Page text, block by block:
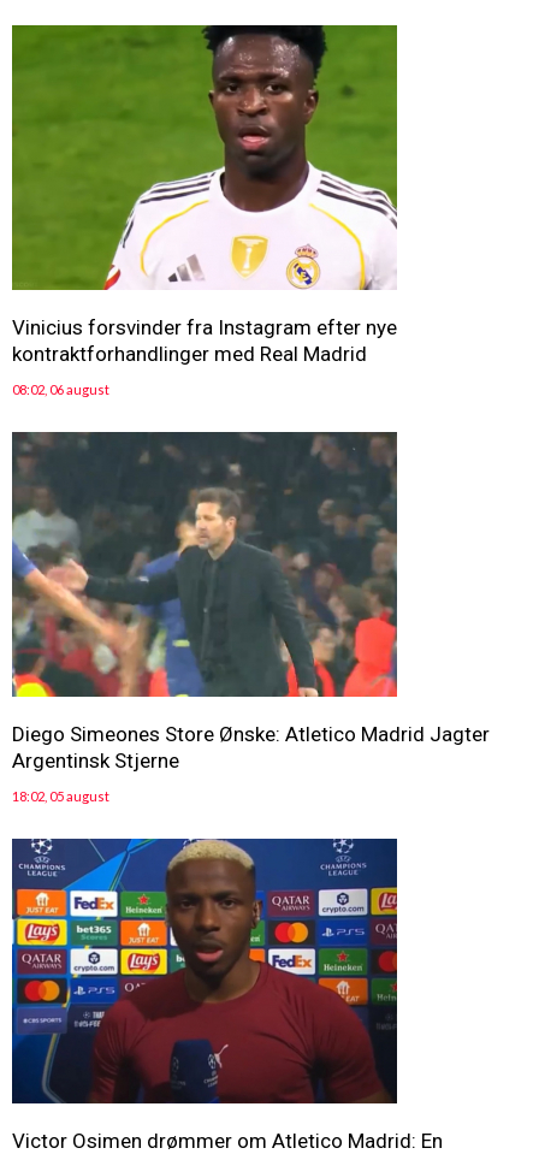
Vinicius forsvinder fra Instagram efter nye
kontraktforhandlinger med Real Madrid
08:02, 06 august
Diego Simeones Store Ønske: Atletico Madrid Jagter
Argentinsk Stjerne
18:02, 05 august
Victor Osimen drømmer om Atletico Madrid: En